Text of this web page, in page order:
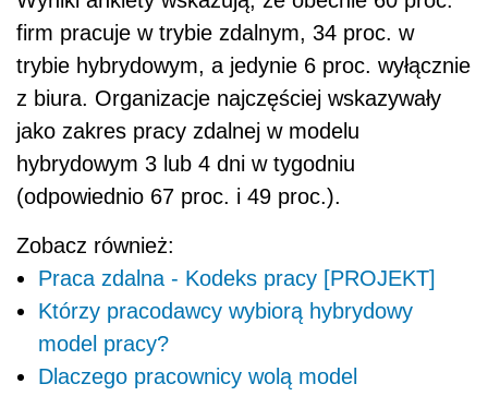
firm pracuje w trybie zdalnym, 34 proc. w
trybie hybrydowym, a jedynie 6 proc. wyłącznie
z biura. Organizacje najczęściej wskazywały
jako zakres pracy zdalnej w modelu
hybrydowym 3 lub 4 dni w tygodniu
(odpowiednio 67 proc. i 49 proc.).
Zobacz również:
Praca zdalna - Kodeks pracy [PROJEKT]
Którzy pracodawcy wybiorą hybrydowy
model pracy?
Dlaczego pracownicy wolą model